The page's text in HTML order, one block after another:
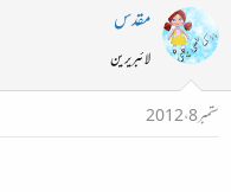
مقدس
لائبریرین
ستمبر 8، 2012